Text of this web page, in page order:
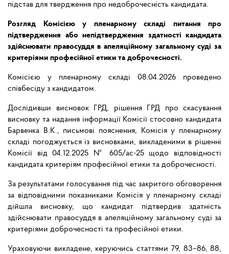
підстав для твердження про недоброчесність кандидата.
Розгляд Комісією у пленарному складі питання про
підтвердження або непідтвердження здатності кандидата
здійснювати правосуддя в апеляційному загальному суді за
критеріями професійної етики та доброчесності.
Комісією у пленарному складі 08.04.2026 проведено
співбесіду з кандидатом.
Дослідивши висновок ГРД, рішення ГРД про скасування
висновку та надання інформації Комісії стосовно кандидата
Барвенка В.К., письмові пояснення, Комісія у пленарному
складі погоджується із висновками, викладеними в рішенні
Комісії від 04.12.2025 № 605/ас-25 щодо відповідності
кандидата критеріям професійної етики та доброчесності.
За результатами голосування під час закритого обговорення
за відповідними показниками Комісія у пленарному складі
дійшла висновку, що кандидат підтвердив здатність
здійснювати правосуддя в апеляційному загальному суді за
критеріями доброчесності та професійної етики.
Ураховуючи викладене, керуючись статтями 79, 83–86, 88,